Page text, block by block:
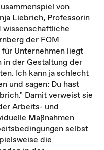
von
Liebrich, Professorin
der FOM
Unternehmen liegt
der Gestaltung der
Ich kann ja schlecht
und sagen: Du hast
Damit verweist sie
Arbeits- und
Maßnahmen
selbst
die